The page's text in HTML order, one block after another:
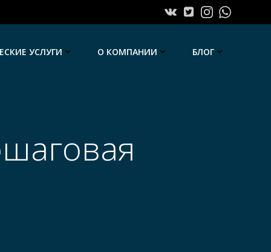
УСЛУГИ О КОМПАНИИ БЛОГ